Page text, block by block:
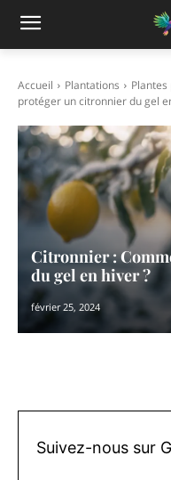
Accueil Plantations
protéger un citronnier du gel
Citronnier :
du gel en hiver ?
février 25, 2024
Suivez-nous sur